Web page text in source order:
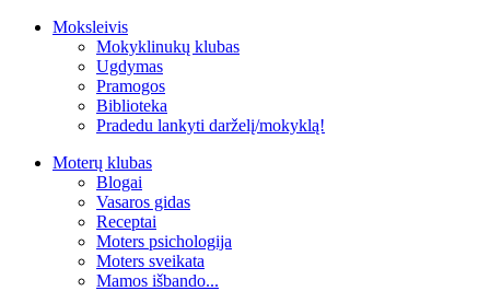
Moksleivis
Mokyklinukų klubas
Ugdymas
Pramogos
Biblioteka
Pradedu lankyti darželį/mokyklą!
Moterų klubas
Blogai
Vasaros gidas
Receptai
Moters psichologija
Moters sveikata
Mamos išbando...